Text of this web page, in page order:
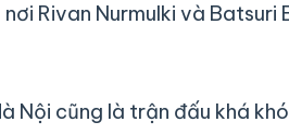
nơi Rivan Nurmulki và
Nội cũng là trận đấu khá